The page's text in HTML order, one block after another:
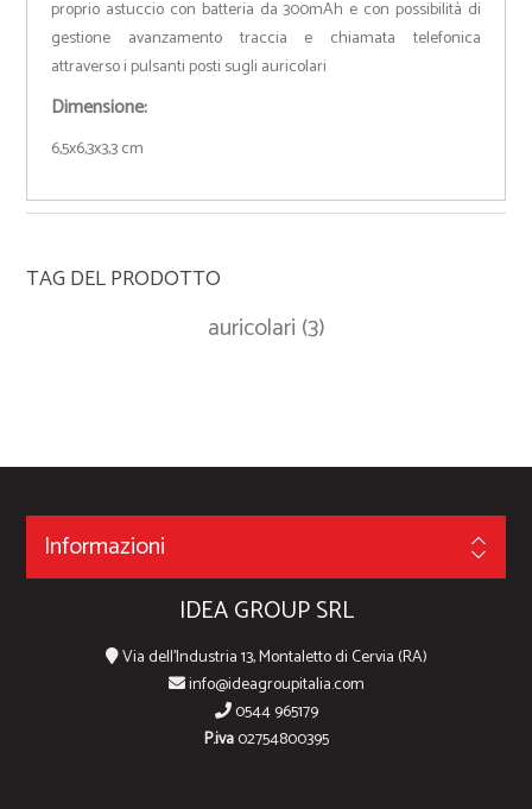
proprio astuccio con batteria da 300mAh e con possibilità di
gestione avanzamento traccia e chiamata telefonica
attraverso i pulsanti posti sugli auricolari
Dimensione:
6,5x6,3x3,3 cm
TAG DEL PRODOTTO
auricolari (3)
Informazioni
IDEA GROUP SRL
Via dell'Industria 13, Montaletto di Cervia (RA)
info@ideagroupitalia.com
0544 965179
P.iva02754800395